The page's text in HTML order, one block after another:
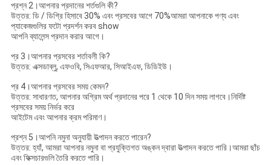
প্রশ্ন 2।আপনার প্রদানের শর্তগুলি কী?
উত্তর: ডি / ডিগ্রি হিসাবে 30% এবং প্রসবের আগে 70%আমরা আপনাকে পণ্য এবং
প্যাকেজগুলির ফটো প্রদর্শন করব show
আপনি ব্যালেন্স প্রদান করার আগে।
প্র 3।আপনার প্রসবের শর্তাবলী কি?
উত্তর: এক্সডাব্লু, এফওবি, সিএফআর, সিআইএফ, ডিডিইউ।
প্র 4।আপনার প্রসবের সময় কেমন?
উত্তর: সাধারণত, আপনার অগ্রিম অর্থ প্রদানের পরে 1 থেকে 10 দিন সময় লাগবে।নির্দিষ্ট
প্রসবের সময় নির্ভর করে
আইটেম এবং আপনার ক্রম পরিমাণ।
প্রশ্ন 5।আপনি নমুনা অনুযায়ী উত্পাদন করতে পারেন?
উত্তর: হ্যাঁ, আমরা আপনার নমুনা বা প্রযুক্তিগত অঙ্কন দ্বারা উত্পাদন করতে পারি।আমরা ছাঁচ
এবং ফিক্সচারগুলি তৈরি করতে পারি।